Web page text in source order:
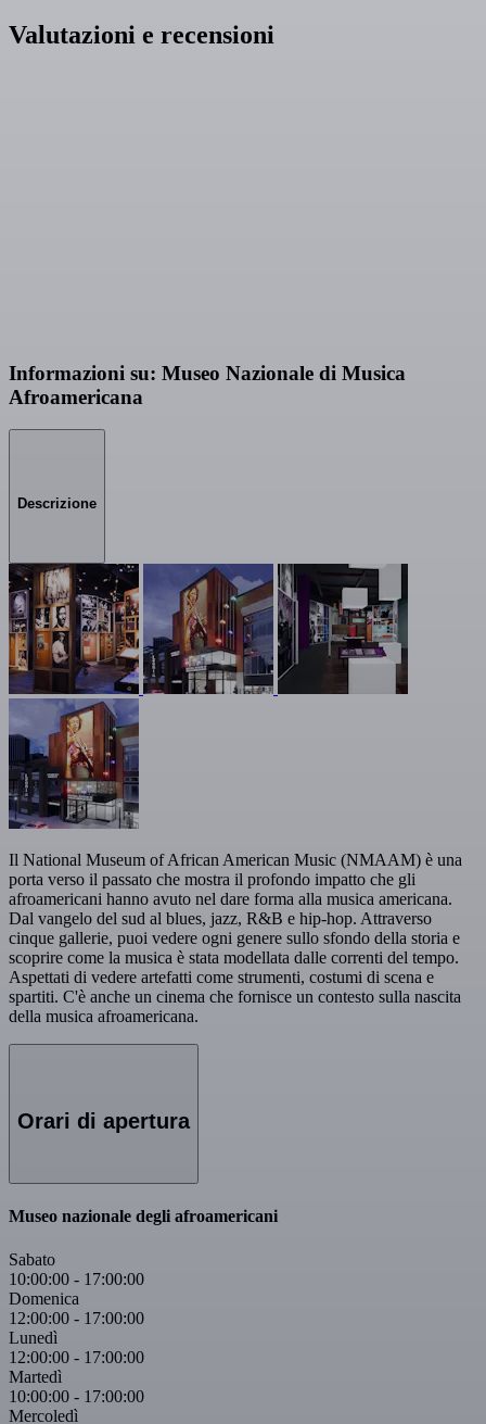
Valutazioni e recensioni
Informazioni su: Museo Nazionale di Musica
Afroamericana
Descrizione
Il National Museum of African American Music (NMAAM) è una
porta verso il passato che mostra il profondo impatto che gli
afroamericani hanno avuto nel dare forma alla musica americana.
Dal vangelo del sud al blues, jazz, R&B e hip-hop. Attraverso
cinque gallerie, puoi vedere ogni genere sullo sfondo della storia e
scoprire come la musica è stata modellata dalle correnti del tempo.
Aspettati di vedere artefatti come strumenti, costumi di scena e
spartiti. C'è anche un cinema che fornisce un contesto sulla nascita
della musica afroamericana.
Orari di apertura
Museo nazionale degli afroamericani
Sabato
10:00:00 - 17:00:00
Domenica
12:00:00 - 17:00:00
Lunedì
12:00:00 - 17:00:00
Martedì
10:00:00 - 17:00:00
Mercoledì